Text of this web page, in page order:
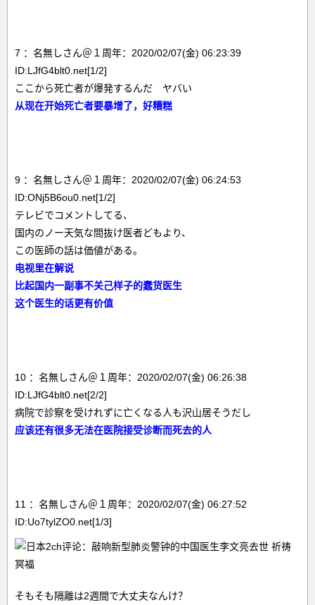
7 ：名無しさん＠１周年：2020/02/07(金) 06:23:39
ID:LJfG4blt0.net[1/2]
ここから死亡者が爆発するんだ ヤバい
从现在开始死亡者要暴增了，好糟糕
9 ：名無しさん＠１周年：2020/02/07(金) 06:24:53
ID:ONj5B6ou0.net[1/2]
テレビでコメントしてる、
国内のノー天気な間抜け医者どもより、
この医師の話は価値がある。
电视里在解说
比起国内一副事不关己样子的蠢货医生
这个医生的话更有价值
10 ：名無しさん＠１周年：2020/02/07(金) 06:26:38
ID:LJfG4blt0.net[2/2]
病院で診察を受けれずに亡くなる人も沢山居そうだし
应该还有很多无法在医院接受诊断而死去的人
11 ：名無しさん＠１周年：2020/02/07(金) 06:27:52
ID:Uo7tylZO0.net[1/3]
そもそも隔離は2週間で大丈夫なんけ？